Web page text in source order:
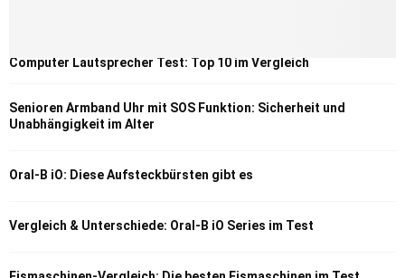
Computer Lautsprecher Test: Top 10 im Vergleich
Senioren Armband Uhr mit SOS Funktion: Sicherheit und
Unabhängigkeit im Alter
Oral-B iO: Diese Aufsteckbürsten gibt es
Vergleich & Unterschiede: Oral-B iO Series im Test